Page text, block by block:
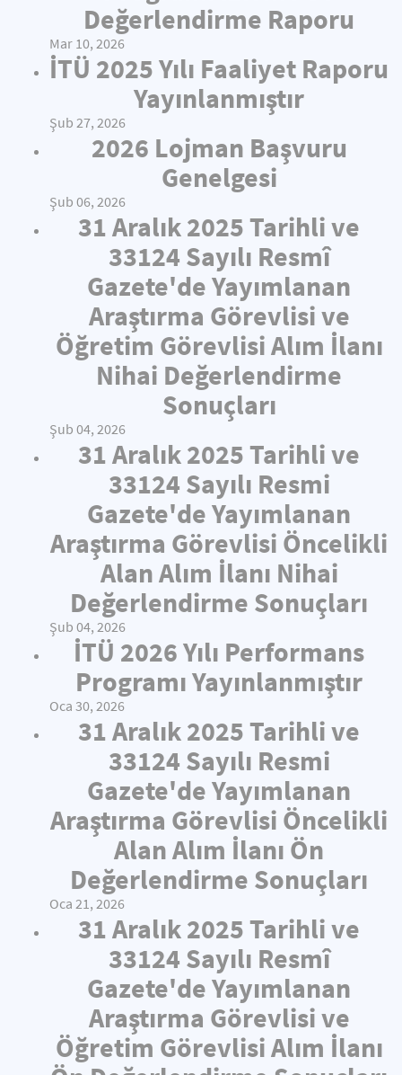
Değerlendirme Raporu
Mar 10, 2026
İTÜ 2025 Yılı Faaliyet Raporu
Yayınlanmıştır
Şub 27, 2026
2026 Lojman Başvuru
Genelgesi
Şub 06, 2026
31 Aralık 2025 Tarihli ve
33124 Sayılı Resmî
Gazete'de Yayımlanan
Araştırma Görevlisi ve
Öğretim Görevlisi Alım İlanı
Nihai Değerlendirme
Sonuçları
Şub 04, 2026
31 Aralık 2025 Tarihli ve
33124 Sayılı Resmi
Gazete'de Yayımlanan
Araştırma Görevlisi Öncelikli
Alan Alım İlanı Nihai
Değerlendirme Sonuçları
Şub 04, 2026
İTÜ 2026 Yılı Performans
Programı Yayınlanmıştır
Oca 30, 2026
31 Aralık 2025 Tarihli ve
33124 Sayılı Resmi
Gazete'de Yayımlanan
Araştırma Görevlisi Öncelikli
Alan Alım İlanı Ön
Değerlendirme Sonuçları
Oca 21, 2026
31 Aralık 2025 Tarihli ve
33124 Sayılı Resmî
Gazete'de Yayımlanan
Araştırma Görevlisi ve
Öğretim Görevlisi Alım İlanı